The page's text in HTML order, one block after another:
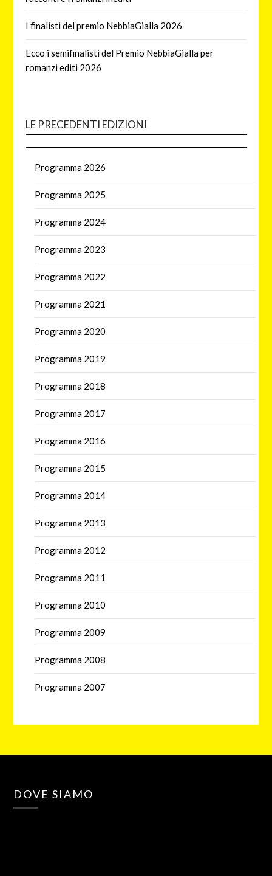
I finalisti del premio NebbiaGialla 2026
Ecco i semifinalisti del Premio NebbiaGialla per
romanzi editi 2026
LE PRECEDENTI EDIZIONI
Programma 2026
Programma 2025
Programma 2024
Programma 2023
Programma 2022
Programma 2021
Programma 2020
Programma 2019
Programma 2018
Programma 2017
Programma 2016
Programma 2015
Programma 2014
Programma 2013
Programma 2012
Programma 2011
Programma 2010
Programma 2009
Programma 2008
Programma 2007
DOVE SIAMO